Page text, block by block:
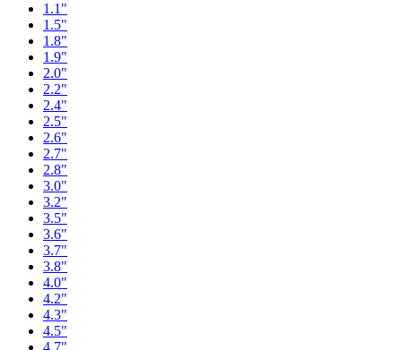
1.1"
1.5"
1.8"
1.9"
2.0"
2.2"
2.4"
2.5"
2.6"
2.7"
2.8"
3.0"
3.2"
3.5"
3.6"
3.7"
3.8"
4.0"
4.2"
4.3"
4.5"